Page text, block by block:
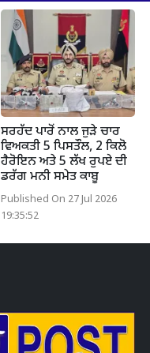
ਸਰਹੱਦ ਪਾਰੋਂ ਨਾਲ ਜੁੜੇ ਚਾਰ
ਵਿਅਕਤੀ 5 ਪਿਸਤੌਲ, 2 ਕਿਲੋ
ਹੈਰੋਇਨ ਅਤੇ 5 ਲੱਖ ਰੁਪਏ ਦੀ
ਡਰੱਗ ਮਨੀ ਸਮੇਤ ਕਾਬੂ
Published On 27 Jul 2026
19:35:52